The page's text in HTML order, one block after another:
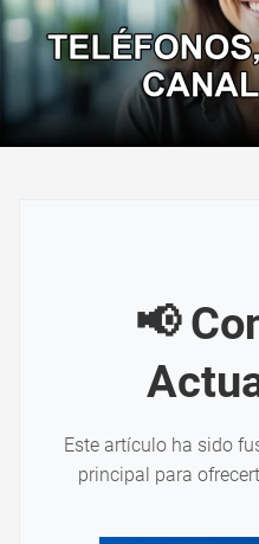
📢
Este artículo ha sido
principal para